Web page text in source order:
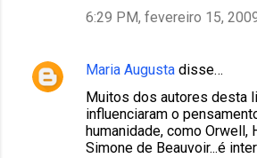
6:29 PM, fevereiro 15,
Maria Augusta disse…
Muitos dos autores desta
influenciaram o
humanidade, como Orwell,
Simone de Beauvoir...é